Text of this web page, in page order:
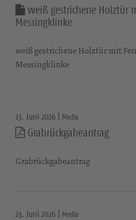
weiß gestrichene Holztür
Messingklinke
weiß gestrichene Holztür mit
Messingklinke
23. Juni 2026 | Media
Grabrückgabeantrag
Grabrückgabeantrag
23. Juni 2026 | Media